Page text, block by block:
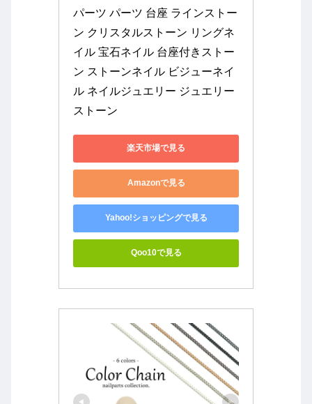
パーツ パーツ 台座 ラインストー
ン クリスタルストーン リングネ
イル 宝石ネイル 台座付きストー
ン ストーンネイル ビジューネイ
ル ネイルジュエリー ジュエリー
ストーン
楽天市場で見る
Amazonで見る
Yahoo!ショッピングで見る
Qoo10で見る